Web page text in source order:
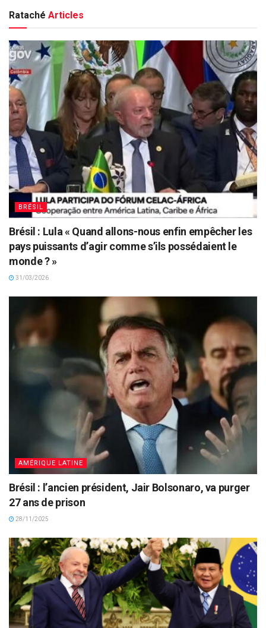
Rataché Articles
BRÉSIL
Brésil : Lula « Quand allons-nous enfin empêcher les
pays puissants d’agir comme s’ils possédaient le
monde ? »
31/03/2026
AMÉRIQUE LATINE
Brésil : l’ancien président, Jair Bolsonaro, va purger
27 ans de prison
28/11/2025